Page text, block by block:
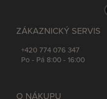
ZÁKAZNICKÝ SERVIS
+420 774 076 347
Po - Pá 8:00 - 16:00
O NÁKUPU